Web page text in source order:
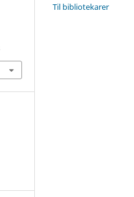
Til bibliotekarer